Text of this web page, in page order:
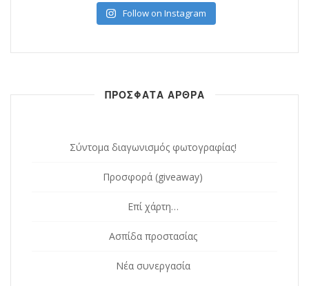
Follow on Instagram
ΠΡΟΣΦΑΤΑ ΑΡΘΡΑ
Σύντομα διαγωνισμός φωτογραφίας!
Προσφορά (giveaway)
Επί χάρτη…
Ασπίδα προστασίας
Νέα συνεργασία